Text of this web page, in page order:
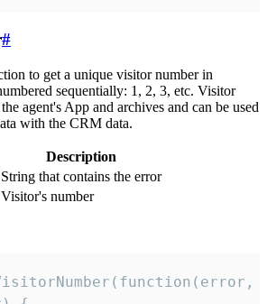
#
to get a unique visitor number in
sequentially: 1, 2, 3, etc. Visitor
agent's App and archives and can be used
with the CRM data.
Description
String that contains the error
Visitor's number